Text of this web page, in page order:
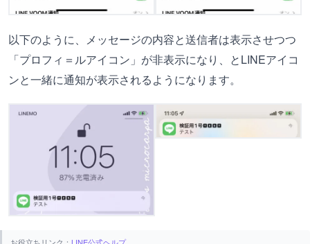
以下のように、メッセージの内容と送信者は表示させつつ
「プロフィ＝ルアイコン」が非表示になり、とLINEアイコ
ンと一緒に通知が表示されるようになります。